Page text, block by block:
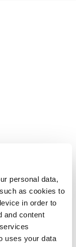
personal data,
as cookies to
in order to
and content
uses your data